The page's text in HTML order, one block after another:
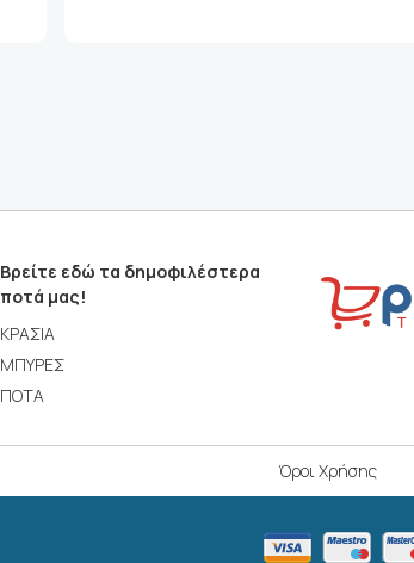
Βρείτε εδώ τα δημοφιλέστερα
ποτά μας!
ΚΡΑΣΙΑ
ΜΠΥΡΕΣ
ΠΟΤΑ
Όροι Χρήσης